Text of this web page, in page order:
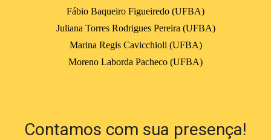
Fábio Baqueiro Figueiredo (UFBA)
Juliana Torres Rodrigues Pereira (UFBA)
Marina Regis Cavicchioli (UFBA)
Moreno Laborda Pacheco (UFBA)
Contamos com sua presença!